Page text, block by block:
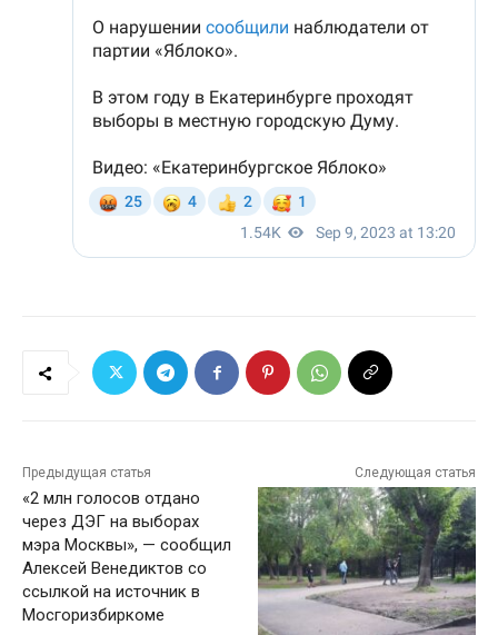
Предыдущая статья
«2 млн голосов отдано
через ДЭГ на выборах
мэра Москвы», — сообщил
Алексей Венедиктов со
ссылкой на источник в
Мосгоризбиркоме
Следующая статья